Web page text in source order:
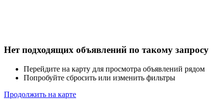
Нет подходящих объявлений по такому запросу
Перейдите на карту для просмотра объявлений рядом
Попробуйте сбросить или изменить фильтры
Продолжить на карте